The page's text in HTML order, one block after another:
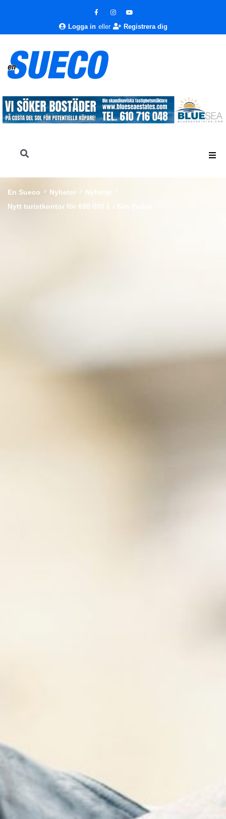
Logga in eller Registrera dig
En Sueco Nyheter
Nyheter
Nytt turistkontor för 690 000 € i San Pedro